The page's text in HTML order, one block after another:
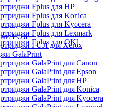
Fplus для HP
Fplus для Konica
Fplus для Kyocera
Fplus для Lexmark
Fplus для OKI
FUJI
FUJI для Xerox
GalaPrint
GalaPrint для Canon
GalaPrint для Epson
GalaPrint для HP
GalaPrint для Konica
GalaPrint для Kyocera